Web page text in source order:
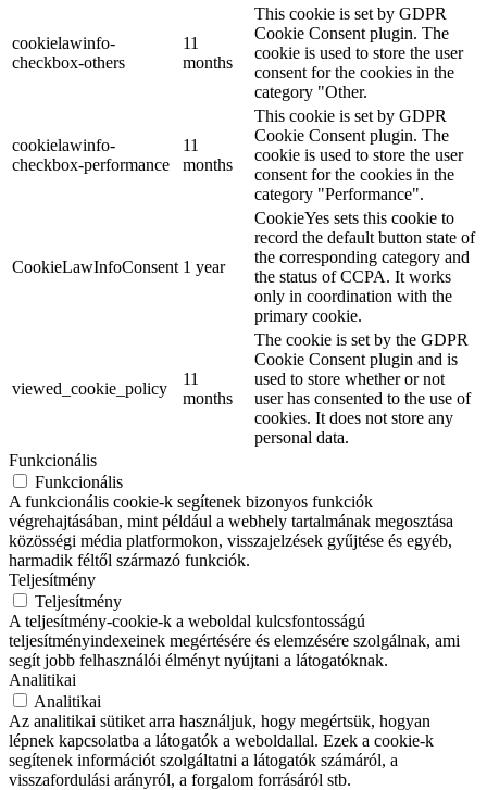
cookielawinfo-
checkbox-others
11
months
This cookie is set by GDPR
Cookie Consent plugin. The
cookie is used to store the user
consent for the cookies in the
category "Other.
cookielawinfo-
checkbox-performance
11
months
This cookie is set by GDPR
Cookie Consent plugin. The
cookie is used to store the user
consent for the cookies in the
category "Performance".
CookieLawInfoConsent 1 year
CookieYes sets this cookie to
record the default button state of
the corresponding category and
the status of CCPA. It works
only in coordination with the
primary cookie.
viewed_cookie_policy
11
months
The cookie is set by the GDPR
Cookie Consent plugin and is
used to store whether or not
user has consented to the use of
cookies. It does not store any
personal data.
Funkcionális
Funkcionális
A funkcionális cookie-k segítenek bizonyos funkciók
végrehajtásában, mint például a webhely tartalmának megosztása
közösségi média platformokon, visszajelzések gyűjtése és egyéb,
harmadik féltől származó funkciók.
Teljesítmény
Teljesítmény
A teljesítmény-cookie-k a weboldal kulcsfontosságú
teljesítményindexeinek megértésére és elemzésére szolgálnak, ami
segít jobb felhasználói élményt nyújtani a látogatóknak.
Analitikai
Analitikai
Az analitikai sütiket arra használjuk, hogy megértsük, hogyan
lépnek kapcsolatba a látogatók a weboldallal. Ezek a cookie-k
segítenek információt szolgáltatni a látogatók számáról, a
visszafordulási arányról, a forgalom forrásáról stb.